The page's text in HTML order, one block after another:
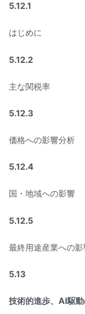
5.12.1
はじめに
5.12.2
主な関税率
5.12.3
価格への影響分析
5.12.4
国・地域への影響
5.12.5
最終用途産業への影
5.13
技術的進歩、AI駆